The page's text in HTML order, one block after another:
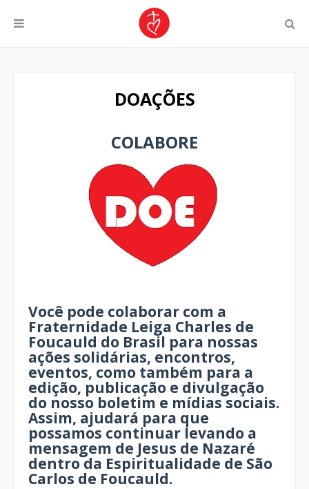
DOAÇÕES
COLABORE
Você pode colaborar com a
Fraternidade Leiga Charles de
Foucauld do Brasil para nossas
ações solidárias, encontros,
eventos, como também para a
edição, publicação e divulgação
do nosso boletim e mídias sociais.
Assim, ajudará para que
possamos continuar levando a
mensagem de Jesus de Nazaré
dentro da Espiritualidade de São
Carlos de Foucauld.